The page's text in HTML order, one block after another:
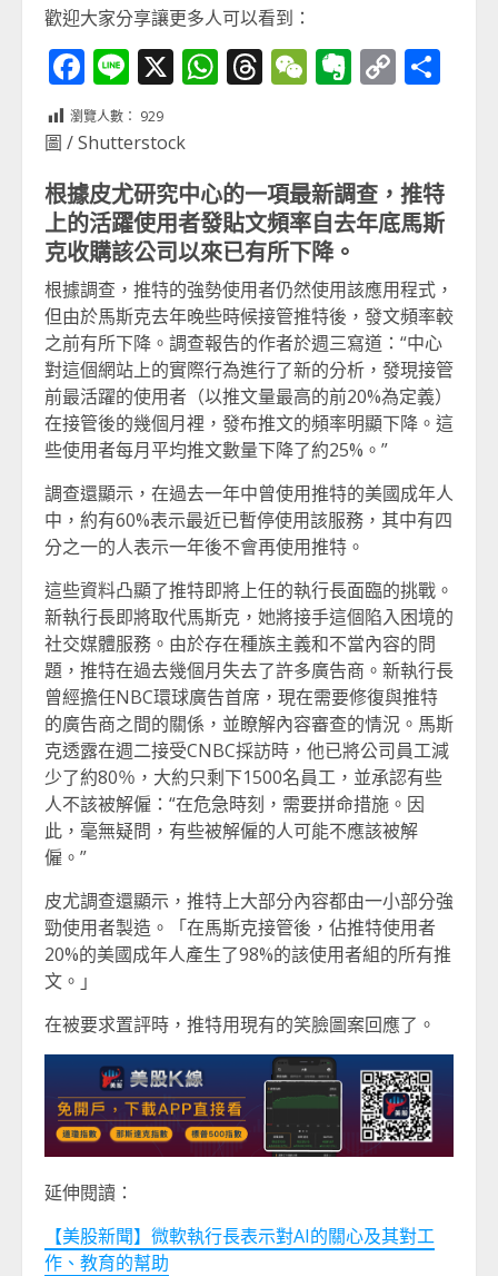
歡迎大家分享讓更多人可以看到：
Facebook
Line
X WhatsApp
Threads
WeChat
Evernote
Copy
瀏覽人數： 929
圖 / Shutterstock
根據皮尤研究中心的一項最新調查，推特
上的活躍使用者發貼文頻率自去年底馬斯
克收購該公司以來已有所下降。
根據調查，推特的強勢使用者仍然使用該應用程式，
但由於馬斯克去年晚些時候接管推特後，發文頻率較
之前有所下降。調查報告的作者於週三寫道：“中心
對這個網站上的實際行為進行了新的分析，發現接管
前最活躍的使用者（以推文量最高的前20%為定義）
在接管後的幾個月裡，發布推文的頻率明顯下降。這
些使用者每月平均推文數量下降了約25%。”
調查還顯示，在過去一年中曾使用推特的美國成年人
中，約有60%表示最近已暫停使用該服務，其中有四
分之一的人表示一年後不會再使用推特。
這些資料凸顯了推特即將上任的執行長面臨的挑戰。
新執行長即將取代馬斯克，她將接手這個陷入困境的
社交媒體服務。由於存在種族主義和不當內容的問
題，推特在過去幾個月失去了許多廣告商。新執行長
曾經擔任NBC環球廣告首席，現在需要修復與推特
的廣告商之間的關係，並瞭解內容審查的情況。馬斯
克透露在週二接受CNBC採訪時，他已將公司員工減
少了約80％，大約只剩下1500名員工，並承認有些
人不該被解僱：“在危急時刻，需要拼命措施。因
此，毫無疑問，有些被解僱的人可能不應該被解
僱。”
皮尤調查還顯示，推特上大部分內容都由一小部分強
勁使用者製造。「在馬斯克接管後，佔推特使用者
20%的美國成年人產生了98%的該使用者組的所有推
文。」
在被要求置評時，推特用現有的笑臉圖案回應了。
延伸閱讀：
【美股新聞】微軟執行長表示對AI的關心及其對工
作、教育的幫助